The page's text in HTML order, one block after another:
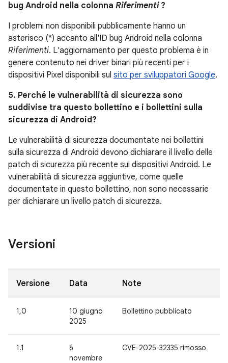
bug Android nella colonna Riferimenti?
I problemi non disponibili pubblicamente hanno un
asterisco (*) accanto all'ID bug Android nella colonna
Riferimenti. L'aggiornamento per questo problema è in
genere contenuto nei driver binari più recenti per i
dispositivi Pixel disponibili sul sito per sviluppatori Google.
5. Perché le vulnerabilità di sicurezza sono
suddivise tra questo bollettino e i bollettini sulla
sicurezza di Android?
Le vulnerabilità di sicurezza documentate nei bollettini
sulla sicurezza di Android devono dichiarare il livello delle
patch di sicurezza più recente sui dispositivi Android. Le
vulnerabilità di sicurezza aggiuntive, come quelle
documentate in questo bollettino, non sono necessarie
per dichiarare un livello patch di sicurezza.
Versioni
Versione Data Note
1,0
10 giugno
2025
Bollettino pubblicato
1.1
6
novembre
CVE-2025-32335 rimosso